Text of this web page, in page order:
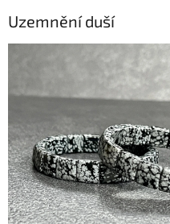
Uzemnění duší